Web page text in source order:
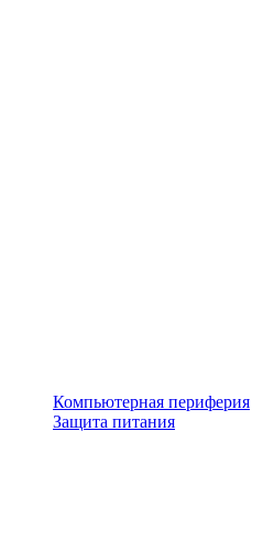
Компьютерная периферия
Защита питания